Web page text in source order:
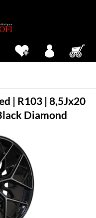
| R103 | 8,5Jx20
Diamond